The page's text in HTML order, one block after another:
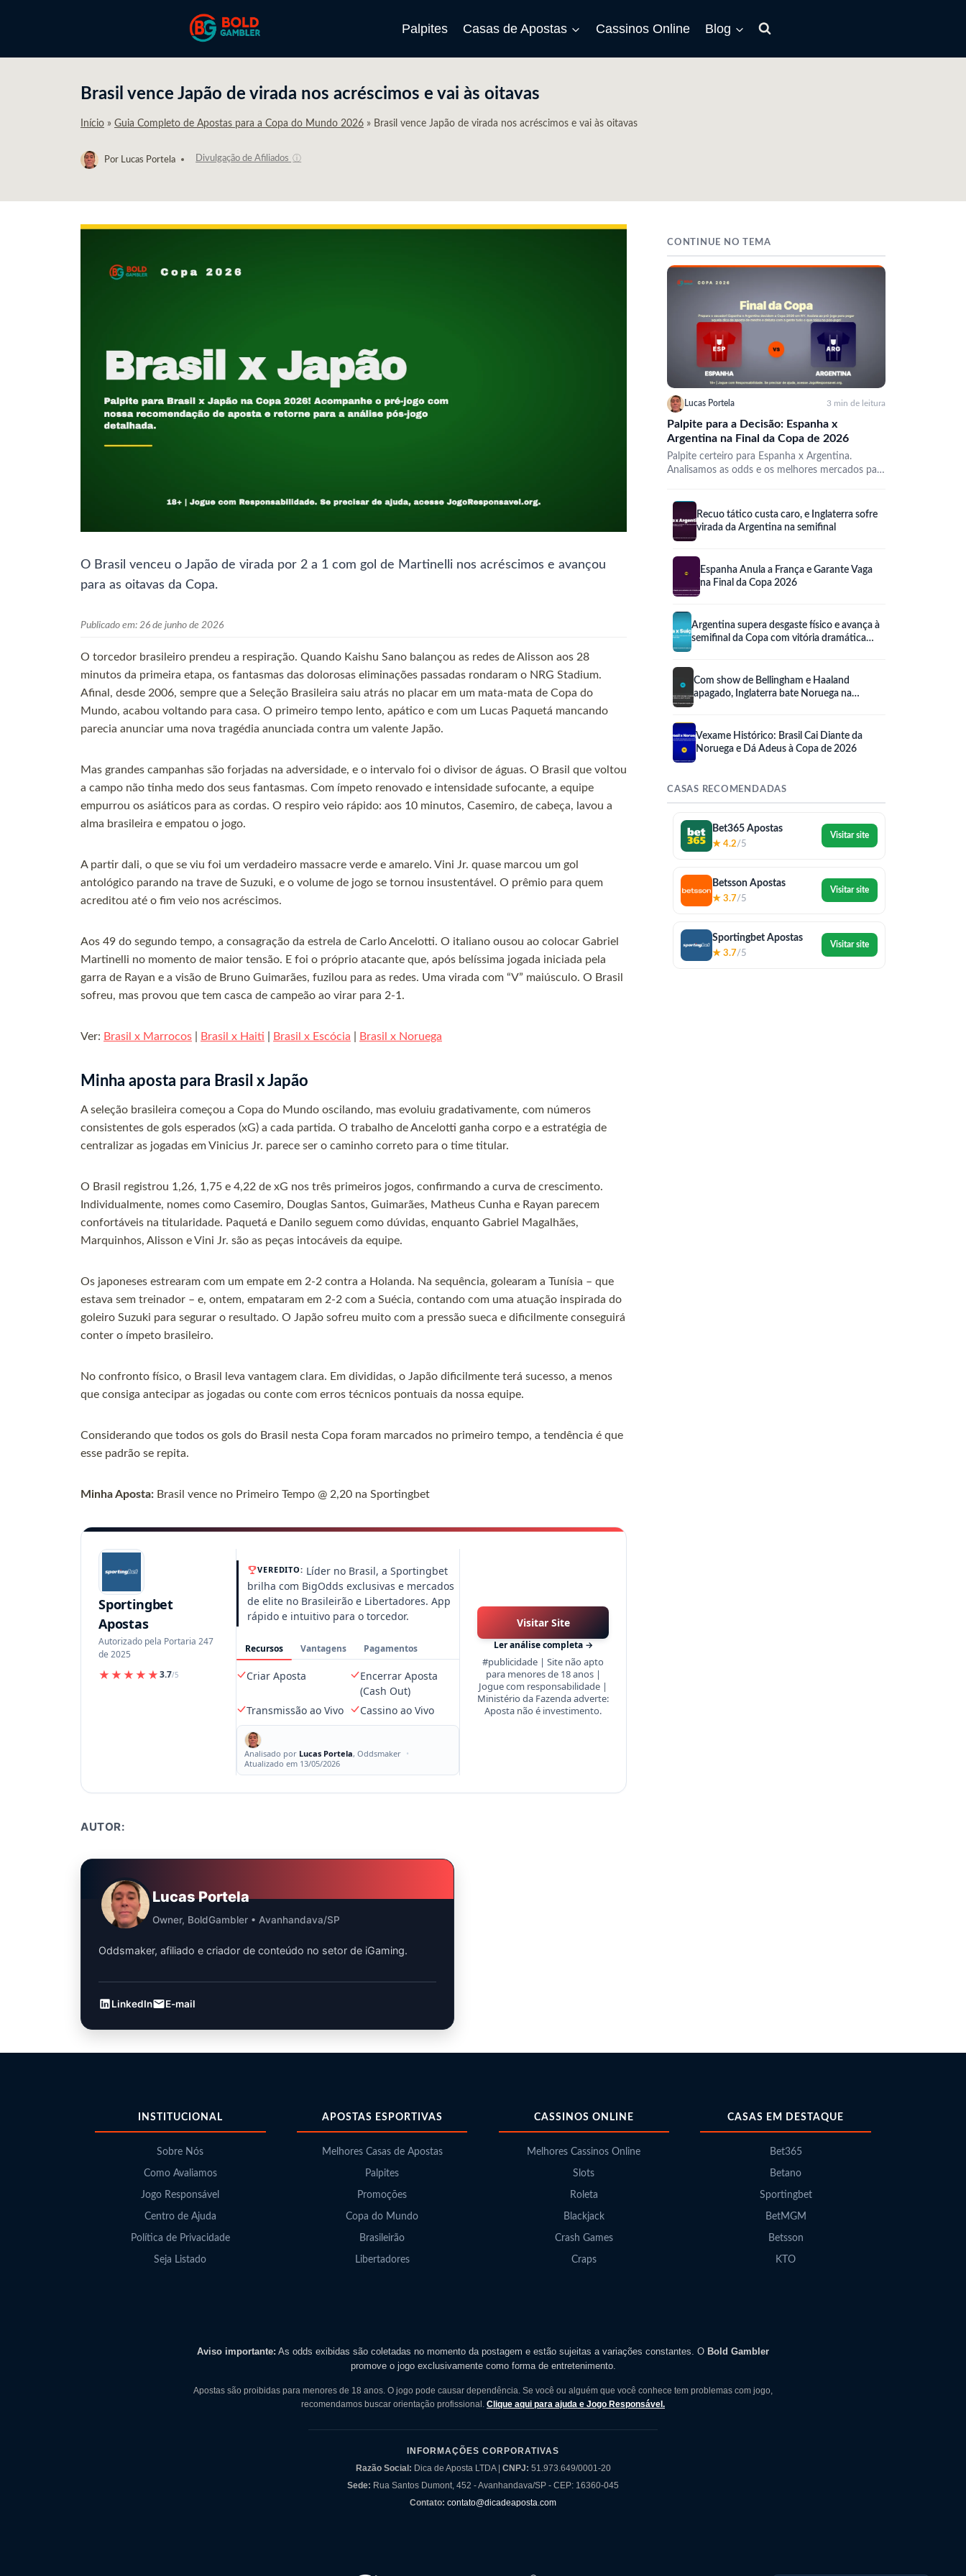
Palpites Casas de Apostas Cassinos Online Blog
Brasil vence Japão de virada nos acréscimos e vai às oitavas
Início » Guia Completo de Apostas para a Copa do Mundo 2026 » Brasil vence Japão de virada nos acréscimos e vai às oitavas
Por Lucas Portela Divulgação de Afiliados ⓘ
O Brasil venceu o Japão de virada por 2 a 1 com gol de Martinelli nos acréscimos e avançou
para as oitavas da Copa.
Publicado em: 26 de junho de 2026
O torcedor brasileiro prendeu a respiração. Quando Kaishu Sano balançou as redes de Alisson aos 28
minutos da primeira etapa, os fantasmas das dolorosas eliminações passadas rondaram o NRG Stadium.
Afinal, desde 2006, sempre que a Seleção Brasileira saiu atrás no placar em um mata-mata de Copa do
Mundo, acabou voltando para casa. O primeiro tempo lento, apático e com um Lucas Paquetá mancando
parecia anunciar uma nova tragédia anunciada contra um valente Japão.
Mas grandes campanhas são forjadas na adversidade, e o intervalo foi o divisor de águas. O Brasil que voltou
a campo não tinha medo dos seus fantasmas. Com ímpeto renovado e intensidade sufocante, a equipe
empurrou os asiáticos para as cordas. O respiro veio rápido: aos 10 minutos, Casemiro, de cabeça, lavou a
alma brasileira e empatou o jogo.
A partir dali, o que se viu foi um verdadeiro massacre verde e amarelo. Vini Jr. quase marcou um gol
antológico parando na trave de Suzuki, e o volume de jogo se tornou insustentável. O prêmio para quem
acreditou até o fim veio nos acréscimos.
Aos 49 do segundo tempo, a consagração da estrela de Carlo Ancelotti. O italiano ousou ao colocar Gabriel
Martinelli no momento de maior tensão. E foi o próprio atacante que, após belíssima jogada iniciada pela
garra de Rayan e a visão de Bruno Guimarães, fuzilou para as redes. Uma virada com “V” maiúsculo. O Brasil
sofreu, mas provou que tem casca de campeão ao virar para 2-1.
Ver: Brasil x Marrocos Brasil x Haiti Brasil x Escócia Brasil x Noruega
Minha aposta para Brasil x Japão
A seleção brasileira começou a Copa do Mundo oscilando, mas evoluiu gradativamente, com números
consistentes de gols esperados (xG) a cada partida. O trabalho de Ancelotti ganha corpo e a estratégia de
centralizar as jogadas em Vinicius Jr. parece ser o caminho correto para o time titular.
O Brasil registrou 1,26, 1,75 e 4,22 de xG nos três primeiros jogos, confirmando a curva de crescimento.
Individualmente, nomes como Casemiro, Douglas Santos, Guimarães, Matheus Cunha e Rayan parecem
confortáveis na titularidade. Paquetá e Danilo seguem como dúvidas, enquanto Gabriel Magalhães,
Marquinhos, Alisson e Vini Jr. são as peças intocáveis da equipe.
Os japoneses estrearam com um empate em 2-2 contra a Holanda. Na sequência, golearam a Tunísia – que
estava sem treinador – e, ontem, empataram em 2-2 com a Suécia, contando com uma atuação inspirada do
goleiro Suzuki para segurar o resultado. O Japão sofreu muito com a pressão sueca e dificilmente conseguirá
conter o ímpeto brasileiro.
No confronto físico, o Brasil leva vantagem clara. Em divididas, o Japão dificilmente terá sucesso, a menos
que consiga antecipar as jogadas ou conte com erros técnicos pontuais da nossa equipe.
Considerando que todos os gols do Brasil nesta Copa foram marcados no primeiro tempo, a tendência é que
esse padrão se repita.
Minha Aposta: Brasil vence no Primeiro Tempo @ 2,20 na Sportingbet
Sportingbet
Apostas
Autorizado pela Portaria 247
de 2025
★★★★★3.7/5
VEREDITO: Líder no Brasil, a Sportingbet
brilha com BigOdds exclusivas e mercados
de elite no Brasileirão e Libertadores. App
rápido e intuitivo para o torcedor.
Recursos Vantagens Pagamentos
Criar Aposta
Encerrar Aposta
(Cash Out)
Transmissão ao Vivo
Cassino ao Vivo
Analisado por Lucas Portela, Oddsmaker •
Atualizado em 13/05/2026
Visitar Site
Ler análise completa →
#publicidade | Site não apto
para menores de 18 anos |
Jogue com responsabilidade |
Ministério da Fazenda adverte:
Aposta não é investimento.
AUTOR:
Lucas Portela
Owner, BoldGambler • Avanhandava/SP
Oddsmaker, afiliado e criador de conteúdo no setor de iGaming.
LinkedIn E-mail
CONTINUE NO TEMA
Lucas Portela 3 min de leitura
Palpite para a Decisão: Espanha x
Argentina na Final da Copa de 2026
Palpite certeiro para Espanha x Argentina.
Analisamos as odds e os melhores mercados para
Recuo tático custa caro, e Inglaterra sofre
virada da Argentina na semifinal
Espanha Anula a França e Garante Vaga
na Final da Copa 2026
Argentina supera desgaste físico e avança à
semifinal da Copa com vitória dramática
sobre a Suíça
Com show de Bellingham e Haaland
apagado, Inglaterra bate Noruega na
prorrogação
Vexame Histórico: Brasil Cai Diante da
Noruega e Dá Adeus à Copa de 2026
CASAS RECOMENDADAS
Bet365 Apostas
★ 4.2/5
Visitar site
Betsson Apostas
★ 3.7/5
Visitar site
Sportingbet Apostas
★ 3.7/5
Visitar site
INSTITUCIONAL
Sobre Nós
Como Avaliamos
Jogo Responsável
Centro de Ajuda
Política de Privacidade
Seja Listado
APOSTAS ESPORTIVAS
Melhores Casas de Apostas
Palpites
Promoções
Copa do Mundo
Brasileirão
Libertadores
CASSINOS ONLINE
Melhores Cassinos Online
Slots
Roleta
Blackjack
Crash Games
Craps
CASAS EM DESTAQUE
Bet365
Betano
Sportingbet
BetMGM
Betsson
KTO
Aviso importante: As odds exibidas são coletadas no momento da postagem e estão sujeitas a variações constantes. O Bold Gambler
promove o jogo exclusivamente como forma de entretenimento.
Apostas são proibidas para menores de 18 anos. O jogo pode causar dependência. Se você ou alguém que você conhece tem problemas com jogo,
recomendamos buscar orientação profissional. Clique aqui para ajuda e Jogo Responsável.
INFORMAÇÕES CORPORATIVAS
Razão Social: Dica de Aposta LTDA | CNPJ: 51.973.649/0001-20
Sede: Rua Santos Dumont, 452 - Avanhandava/SP - CEP: 16360-045
Contato: contato@dicadeaposta.com